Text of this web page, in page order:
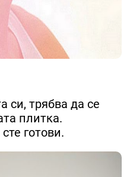
си, трябва да се
плитка.
готови.